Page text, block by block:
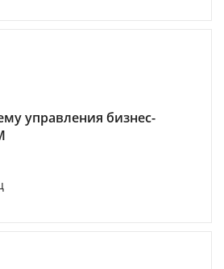
управления бизнес-